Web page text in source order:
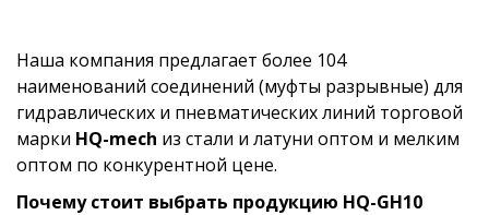
Наша компания предлагает более 104
наименований соединений (муфты разрывные) для
гидравлических и пневматических линий торговой
марки HQ-mech из стали и латуни оптом и мелким
оптом по конкурентной цене.
Почему стоит выбрать продукцию HQ-GH10